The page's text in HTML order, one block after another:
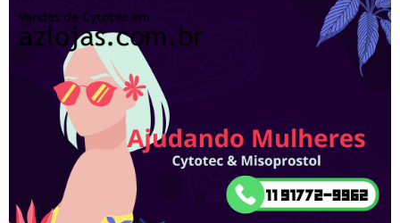
22/05/2026 17:09:25
G (1199866**** em
http://www.proaborto.com)
Mulheres vocês sabem dizer
quem já tomou os remédio se
depois que para de menstruar
começa a sair um líquido
transparente, se é normal ?